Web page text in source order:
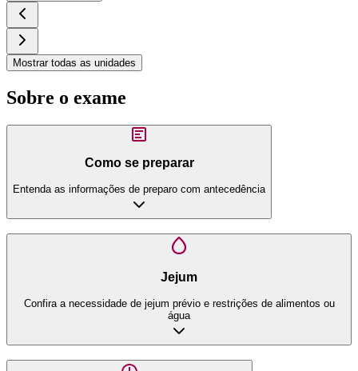
Mostrar todas as unidades
Sobre o exame
Como se preparar
Entenda as informações de preparo com antecedência
Jejum
Confira a necessidade de jejum prévio e restrições de alimentos ou
água